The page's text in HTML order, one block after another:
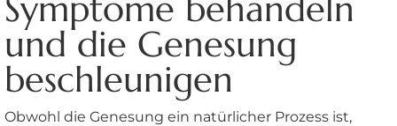
und die Genesung
beschleunigen
Obwohl die Genesung ein natürlicher Prozess ist,